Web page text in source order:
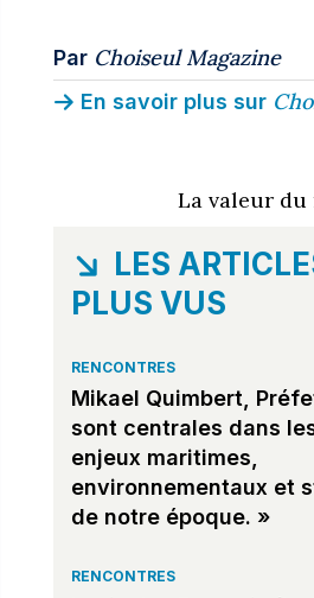
Par Choiseul Magazine
En savoir plus sur
La valeur du
LES
PLUS VUS
RENCONTRES
Mikael Quimbert,
sont centrales dans
enjeux maritimes,
environnementaux et
de notre époque. »
RENCONTRES